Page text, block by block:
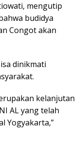
mengutip
budidya
Congot akan
dinikmati
kelanjutan
AL yang telah
Yogyakarta,”